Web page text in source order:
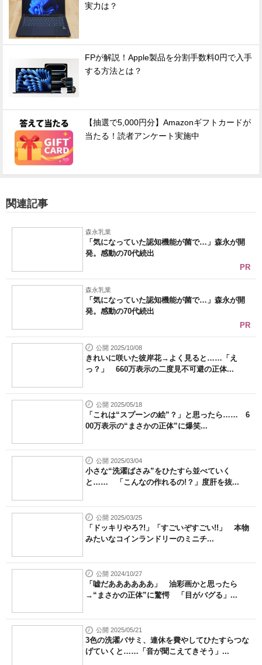
実力は？
FPが解説！Apple製品を分割手数料0円で入手
する方法とは？
【抽選で5,000円分】Amazonギフトカードが
当たる！読者アンケート実施中
関連記事
森永乳業
「気になっていた認知機能が菌で…」森永が開
発。感動の70代続出
PR
森永乳業
「気になっていた認知機能が菌で…」森永が開
発。感動の70代続出
PR
公開 2025/10/08
きれいに咲いた彼岸花→よく見ると……「え
っ？」 660万表示の二度見不可避の正体...
公開 2025/05/18
「これは“スプーンの絵”？」と思ったら…… 6
00万表示の“まさかの正体”に爆笑...
公開 2025/03/04
小さな“洗濯ばさみ”をひたすら並べていく
と…… 「こんなの作れるの!？」度肝を抜...
公開 2025/03/25
「ドッキリやろ?!」「すごいぞすごい!!」 本物
みたいなコインランドリーのミニチ...
公開 2024/10/27
「嘘だああああああ」 油彩画かと思ったら
→“まさかの正体”に驚愕 「目がバグる」...
公開 2025/05/21
3色の洗濯バサミ、連休を費やしてひたすらつな
げていくと……「音が聞こえてきそう」...